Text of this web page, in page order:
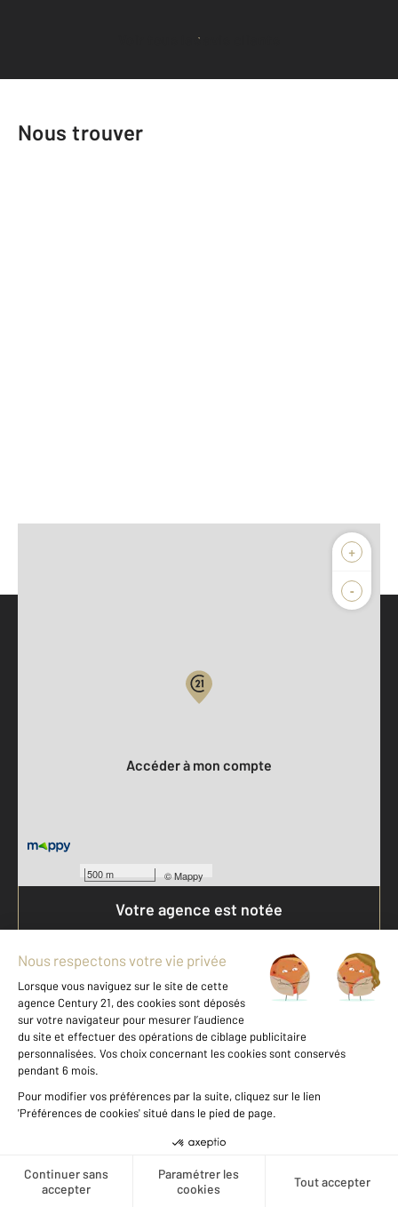
Créer une alerte
Voir tous les avis clients
Nous trouver
+
-
500 m ©Mappy
Accéder à mon compte
Votre agence est notée
Vente
9,2/10
Gestion
9,7/10
Offres d'emploi
Devenir franchisé
Fine Homes & Estates